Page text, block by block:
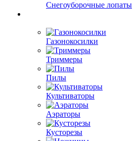
Снегоуборочные лопаты
Газонокосилки
Триммеры
Пилы
Культиваторы
Аэраторы
Кусторезы